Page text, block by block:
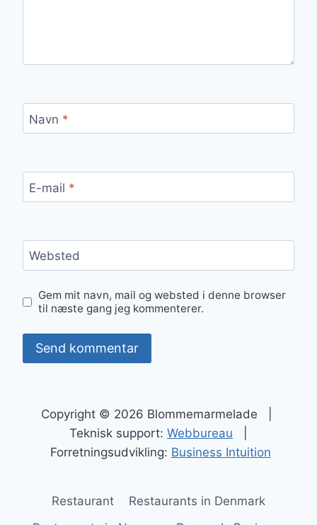
Navn *
E-mail *
Websted
Gem mit navn, mail og websted i denne browser
til næste gang jeg kommenterer.
Copyright © 2026 Blommemarmelade |
Teknisk support: Webbureau
Forretningsudvikling: Business Intuition
Restaurant
Restaurants in Denmark